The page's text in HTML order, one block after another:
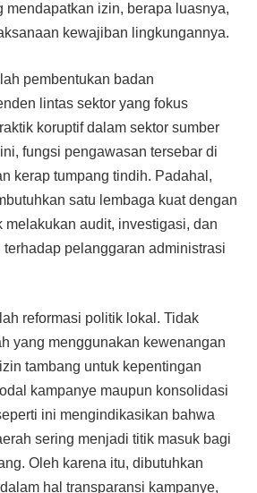
mendapatkan izin, berapa luasnya,
kewajiban lingkungannya.
pembentukan badan
lintas sektor yang fokus
koruptif dalam sektor sumber
fungsi pengawasan tersebar di
kerap tumpang tindih. Padahal,
satu lembaga kuat dengan
melakukan audit, investigasi, dan
pelanggaran administrasi
reformasi politik lokal. Tidak
yang menggunakan kewenangan
tambang untuk kepentingan
kampanye maupun konsolidasi
ini mengindikasikan bahwa
sering menjadi titik masuk bagi
Oleh karena itu, dibutuhkan
hal transparansi kampanye,